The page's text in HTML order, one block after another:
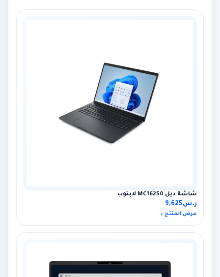
شاشة ديل MC16250 لابتوب
ر.س9,625
عرض المنتج